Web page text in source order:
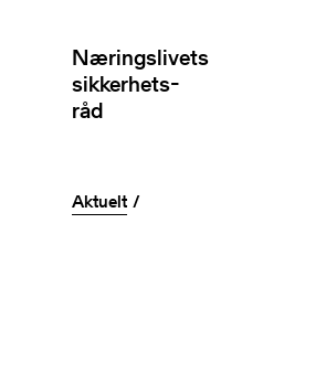
Næringslivets
sikkerhets-
råd
Aktuelt